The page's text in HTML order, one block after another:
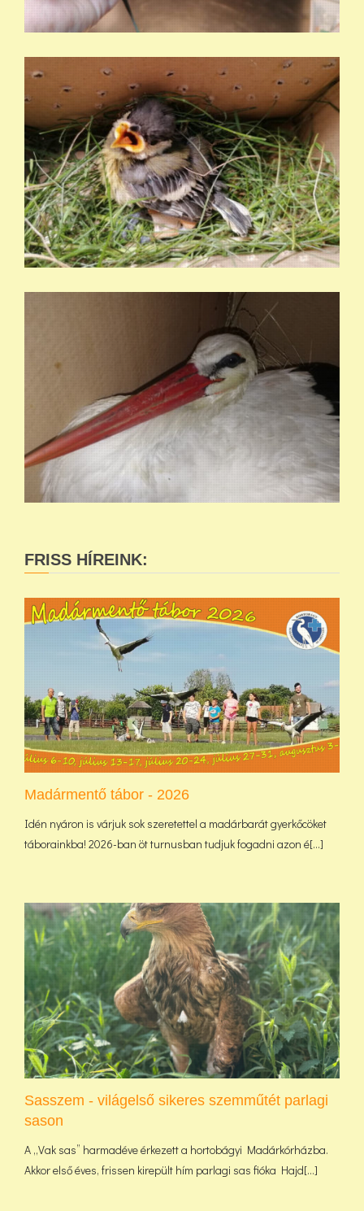
FRISS HÍREINK:
Madármentő tábor - 2026
Idén nyáron is várjuk sok szeretettel a madárbarát gyerkőcöket
táborainkba! 2026-ban öt turnusban tudjuk fogadni azon é[...]
Sasszem - világelső sikeres szemműtét parlagi
sason
A „Vak sas” harmadéve érkezett a hortobágyi Madárkórházba.
Akkor első éves, frissen kirepült hím parlagi sas fióka Hajd[...]